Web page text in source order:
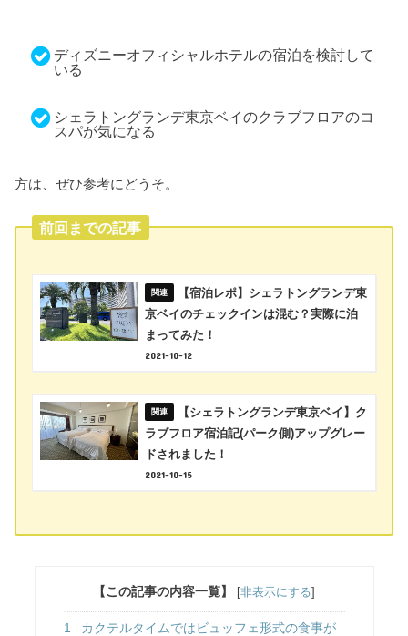
ディズニーオフィシャルホテルの宿泊を検討して
いる
シェラトングランデ東京ベイのクラブフロアのコ
スパが気になる
方は、ぜひ参考にどうそ。
前回までの記事
【宿泊レポ】シェラトングランデ東
京ベイのチェックインは混む？実際に泊
まってみた！
2021-10-12
【シェラトングランデ東京ベイ】ク
ラブフロア宿泊記(パーク側)アップグレー
ドされました！
2021-10-15
【この記事の内容一覧】 [非表示にする]
1
カクテルタイムではビュッフェ形式の食事が